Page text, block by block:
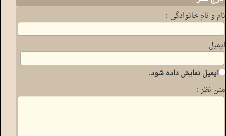
نام و نام خانوادگی :
ایمیل :
ایمیل نمایش داده شود.
متن نظر :